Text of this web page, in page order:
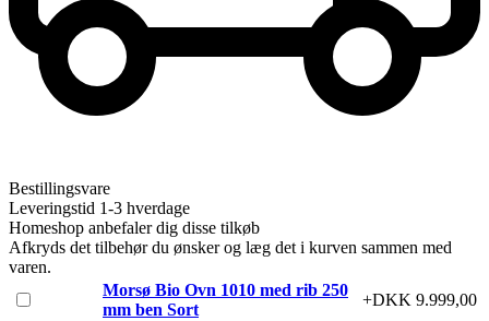
Bestillingsvare
Leveringstid 1-3 hverdage
Homeshop anbefaler dig disse tilkøb
Afkryds det tilbehør du ønsker og læg det i kurven sammen med
varen.
Morsø Bio Ovn 1010 med rib 250
mm ben Sort
+DKK 9.999,00